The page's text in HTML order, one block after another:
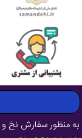
به منظور سفارش نخ